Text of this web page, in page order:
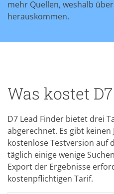
mehr Quellen, weshalb
herauskommen.
Was kostet
D7 Lead Finder bietet drei
abgerechnet. Es gibt
kostenlose Testversion auf
täglich einige wenige
Export der Ergebnisse
kostenpflichtigen Tarif.